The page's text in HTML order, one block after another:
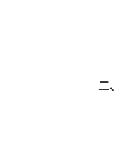
二、